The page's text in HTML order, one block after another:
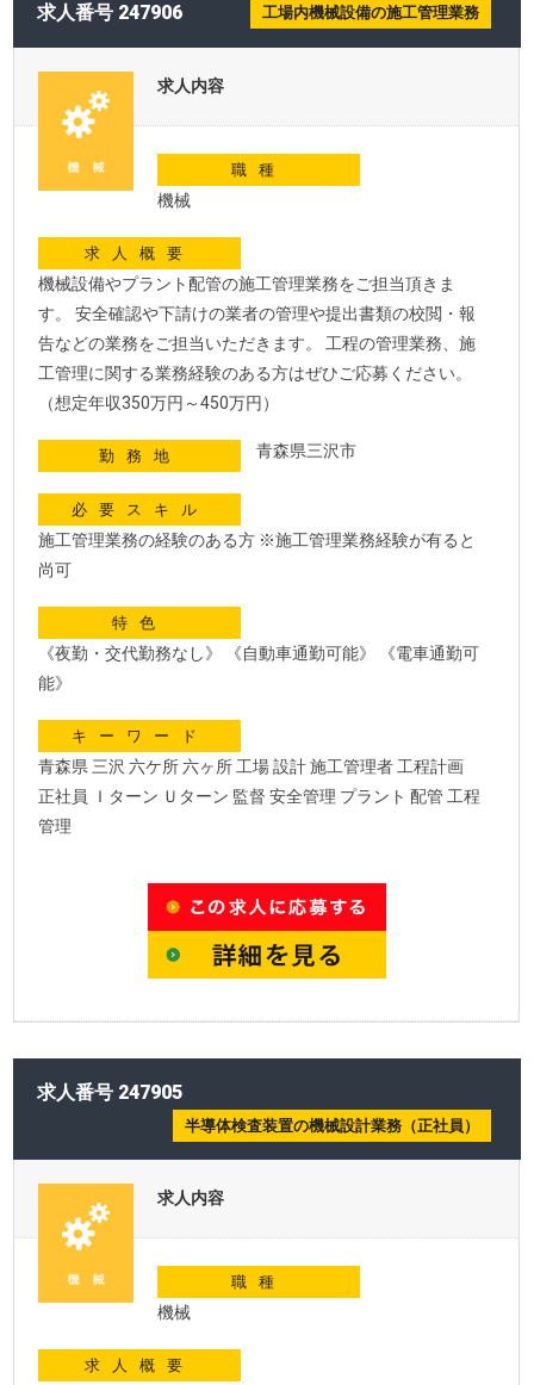
求人番号 247906 工場内機械設備の施工管理業務
求人内容
職種
機械
求人概要
機械設備やプラント配管の施工管理業務をご担当頂きま
す。 安全確認や下請けの業者の管理や提出書類の校閲・報
告などの業務をご担当いただきます。 工程の管理業務、施
工管理に関する業務経験のある方はぜひご応募ください。
（想定年収350万円～450万円）
勤務地 青森県三沢市
必要スキル
施工管理業務の経験のある方 ※施工管理業務経験が有ると
尚可
特色
《夜勤・交代勤務なし》 《自動車通勤可能》 《電車通勤可
能》
キーワード
青森県 三沢 六ケ所 六ヶ所 工場 設計 施工管理者 工程計画
正社員 Ｉターン Ｕターン 監督 安全管理 プラント 配管 工程
管理
求人番号 247905
半導体検査装置の機械設計業務（正社員）
求人内容
職種
機械
求人概要